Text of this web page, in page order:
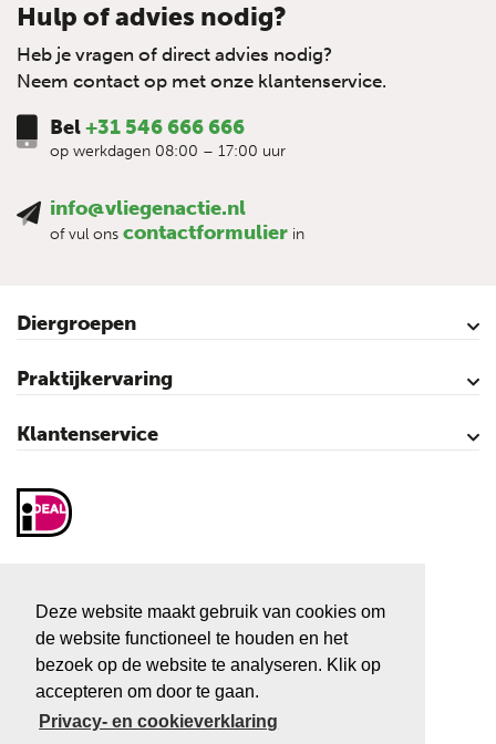
Deze website maakt gebruik van cookies om
de website functioneel te houden en het
bezoek op de website te analyseren. Klik op
accepteren om door te gaan.
Privacy- en cookieverklaring
Hulp of advies nodig?
Heb je vragen of direct advies nodig?
Neem contact op met onze klantenservice.
Bel+31 546 666 666
op werkdagen 08:00 – 17:00 uur
info@vliegenactie.nl
of vul ons contactformulier in
Diergroepen
Rundvee
Paarden
Schapen
Geiten
Varkens
Pluimvee
Praktijkervaring
Kalveren
Koeien
Varkens
Over vliegen…
Vliegenbestrijding – video’s
Klantenservice
Contact
Mijn account
Veilig winkelen
Algemene voorwaarden
Privacy- en cookieverklaring
Disclaimer
Sitemap
Sluiskolk 3
7681 KC Vroomshoop
Tel:+31 546 666 666
E-mail:info@vliegenactie.nl